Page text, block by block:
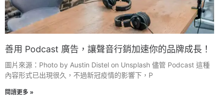
善用 Podcast 廣告，讓聲音行銷加速你的品牌成長！
圖片來源：Photo by Austin Distel on Unsplash 儘管 Podcast 這種
內容形式已出現很久，不過新冠疫情的影響下，P
閱讀更多 »